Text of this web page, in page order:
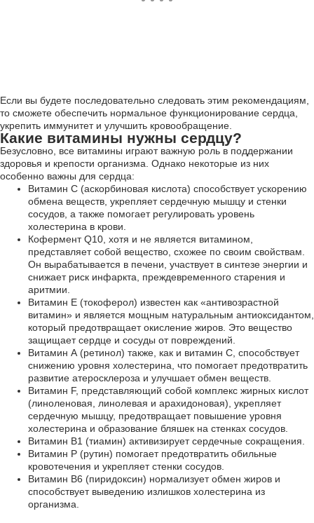
Если вы будете последовательно следовать этим рекомендациям,
то сможете обеспечить нормальное функционирование сердца,
укрепить иммунитет и улучшить кровообращение.
Какие витамины нужны сердцу?
Безусловно, все витамины играют важную роль в поддержании
здоровья и крепости организма. Однако некоторые из них
особенно важны для сердца:
Витамин С (аскорбиновая кислота) способствует ускорению
обмена веществ, укрепляет сердечную мышцу и стенки
сосудов, а также помогает регулировать уровень
холестерина в крови.
Кофермент Q10, хотя и не является витамином,
представляет собой вещество, схожее по своим свойствам.
Он вырабатывается в печени, участвует в синтезе энергии и
снижает риск инфаркта, преждевременного старения и
аритмии.
Витамин Е (токоферол) известен как «антивозрастной
витамин» и является мощным натуральным антиоксидантом,
который предотвращает окисление жиров. Это вещество
защищает сердце и сосуды от повреждений.
Витамин А (ретинол) также, как и витамин С, способствует
снижению уровня холестерина, что помогает предотвратить
развитие атеросклероза и улучшает обмен веществ.
Витамин F, представляющий собой комплекс жирных кислот
(линоленовая, линолевая и арахидоновая), укрепляет
сердечную мышцу, предотвращает повышение уровня
холестерина и образование бляшек на стенках сосудов.
Витамин В1 (тиамин) активизирует сердечные сокращения.
Витамин Р (рутин) помогает предотвратить обильные
кровотечения и укрепляет стенки сосудов.
Витамин В6 (пиридоксин) нормализует обмен жиров и
способствует выведению излишков холестерина из
организма.